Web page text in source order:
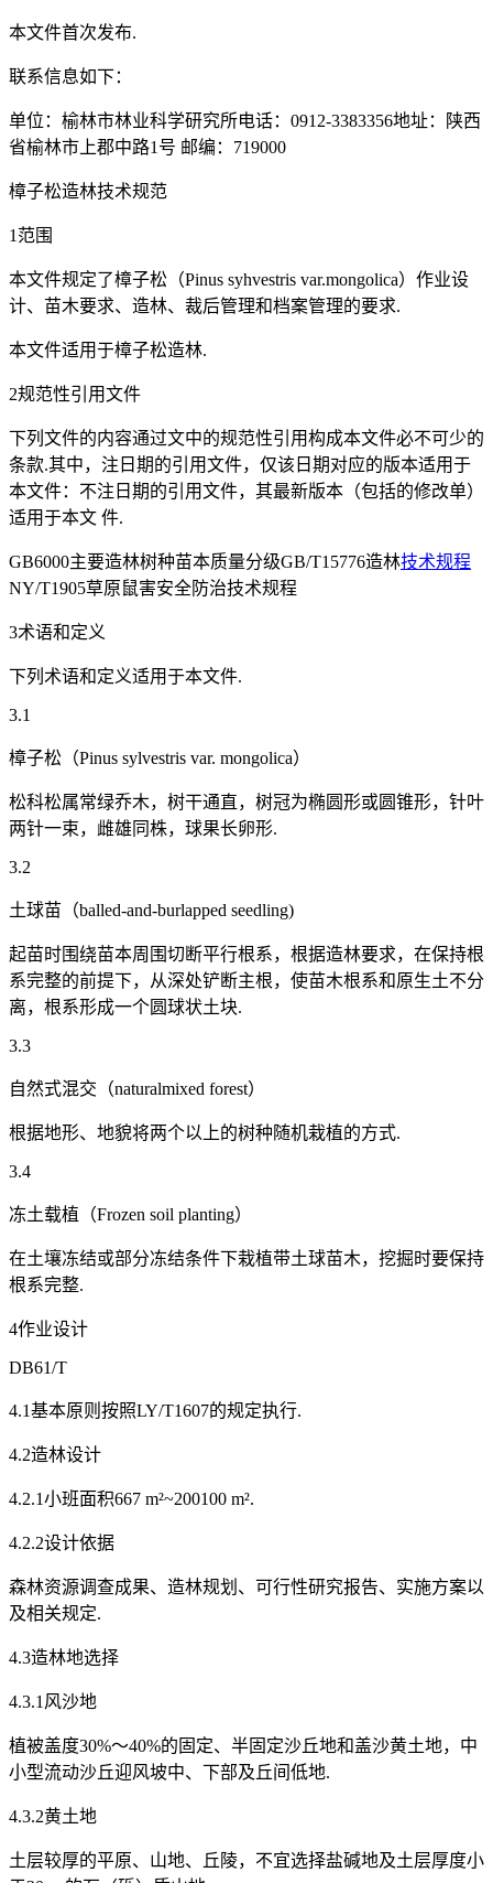
本文件首次发布.
联系信息如下：
单位：榆林市林业科学研究所电话：0912-3383356地址：陕西
省榆林市上郡中路1号 邮编：719000
樟子松造林技术规范
1范围
本文件规定了樟子松（Pinus syhvestris var.mongolica）作业设
计、苗木要求、造林、裁后管理和档案管理的要求.
本文件适用于樟子松造林.
2规范性引用文件
下列文件的内容通过文中的规范性引用构成本文件必不可少的
条款.其中，注日期的引用文件，仅该日期对应的版本适用于
本文件：不注日期的引用文件，其最新版本（包括的修改单）
适用于本文 件.
GB6000主要造林树种苗本质量分级GB/T15776造林技术规程
NY/T1905草原鼠害安全防治技术规程
3术语和定义
下列术语和定义适用于本文件.
3.1
樟子松（Pinus sylvestris var. mongolica）
松科松属常绿乔木，树干通直，树冠为椭圆形或圆锥形，针叶
两针一束，雌雄同株，球果长卵形.
3.2
土球苗（balled-and-burlapped seedling)
起苗时围绕苗本周围切断平行根系，根据造林要求，在保持根
系完整的前提下，从深处铲断主根，使苗木根系和原生土不分
离，根系形成一个圆球状土块.
3.3
自然式混交（naturalmixed forest）
根据地形、地貌将两个以上的树种随机栽植的方式.
3.4
冻土载植（Frozen soil planting）
在土壤冻结或部分冻结条件下栽植带土球苗木，挖掘时要保持
根系完整.
4作业设计
DB61/T
4.1基本原则按照LY/T1607的规定执行.
4.2造林设计
4.2.1小班面积667 m²~200100 m².
4.2.2设计依据
森林资源调查成果、造林规划、可行性研究报告、实施方案以
及相关规定.
4.3造林地选择
4.3.1风沙地
植被盖度30%～40%的固定、半固定沙丘地和盖沙黄土地，中
小型流动沙丘迎风坡中、下部及丘间低地.
4.3.2黄土地
土层较厚的平原、山地、丘陵，不宜选择盐碱地及土层厚度小